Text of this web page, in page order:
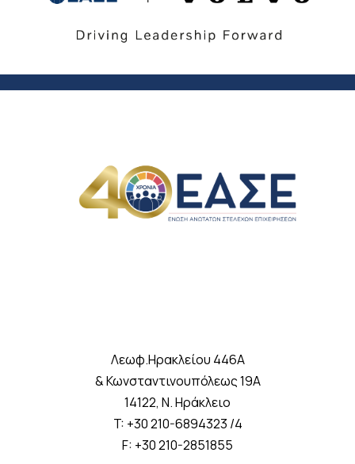
Λεωφ.Ηρακλείου 446A
& Κωνσταντινουπόλεως 19A
14122, Ν. Ηράκλειο
T: +30 210-6894323 /4
F: +30 210-2851855